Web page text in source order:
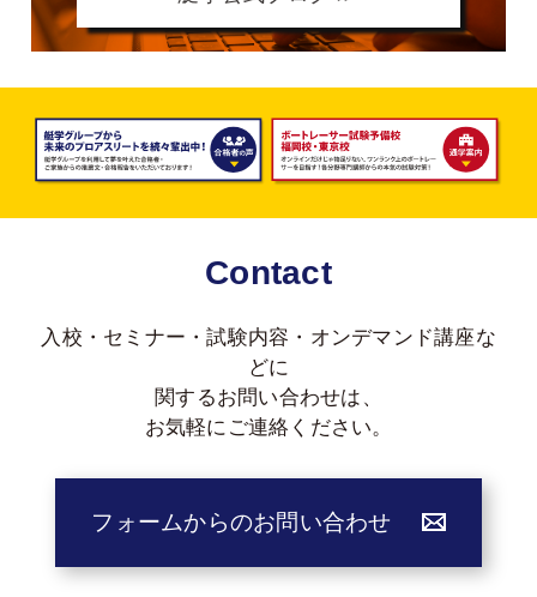
Contact
入校・セミナー・試験内容・オンデマンド講座な
どに
関するお問い合わせは、
お気軽にご連絡ください。
フォームからのお問い合わせ